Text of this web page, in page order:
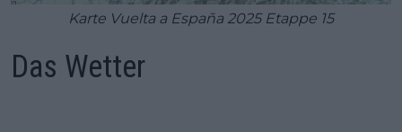
Karte Vuelta a España 2025 Etappe 15
Das Wetter